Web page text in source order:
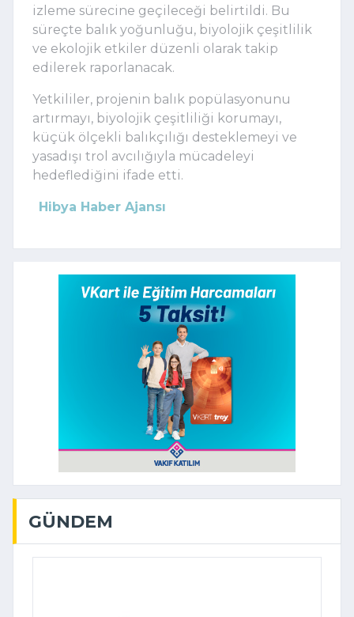
izleme sürecine geçileceği belirtildi. Bu
süreçte balık yoğunluğu, biyolojik çeşitlilik
ve ekolojik etkiler düzenli olarak takip
edilerek raporlanacak.
Yetkililer, projenin balık popülasyonunu
artırmayı, biyolojik çeşitliliği korumayı,
küçük ölçekli balıkçılığı desteklemeyi ve
yasadışı trol avcılığıyla mücadeleyi
hedeflediğini ifade etti.
Hibya Haber Ajansı
GÜNDEM